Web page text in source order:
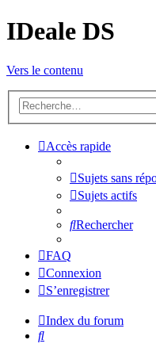
IDeale DS
Vers le contenu
Accès rapide
Sujets sans
Sujets actifs
Rechercher
FAQ
Connexion
S’enregistrer
Index du forum
Rechercher